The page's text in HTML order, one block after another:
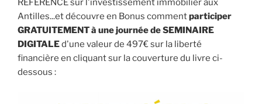
REFERENCE sur l'investissement immobilier aux
Antilles...et découvre en Bonus commentparticiper
GRATUITEMENT à une journée de SEMINAIRE
DIGITALEd'une valeur de 497€ sur la liberté
financière en cliquant sur la couverture du livre ci-
dessous :